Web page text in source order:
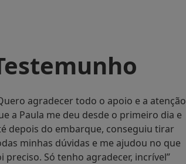
agradecer todo o apoio e a atenção
a Paula me deu desde o primeiro dia e
depois do embarque, conseguiu tirar
minhas dúvidas e me ajudou no que
preciso. Só tenho agradecer, incrível”